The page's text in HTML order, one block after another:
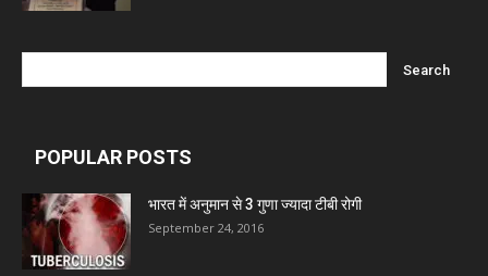
POPULAR POSTS
भारत में अनुमान से 3 गुणा ज्यादा टीबी रोगी
September 24, 2016